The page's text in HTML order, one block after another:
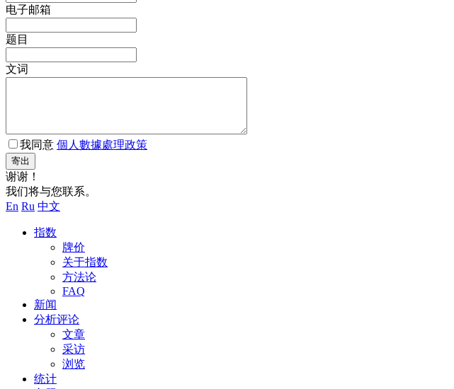
电子邮箱
题目
文词
我同意 個人數據處理政策
寄出
谢谢！
我们将与您联系。
En Ru 中文
指数
牌价
关于指数
方法论
FAQ
新闻
分析评论
文章
采访
浏览
统计